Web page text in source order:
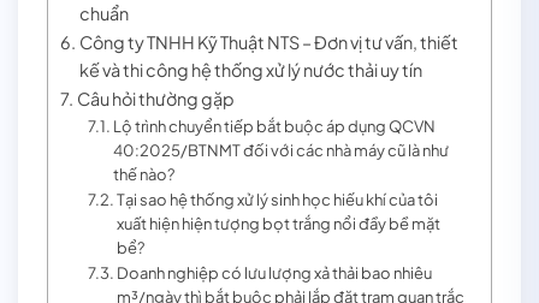
chuẩn
Công ty TNHH Kỹ Thuật NTS – Đơn vị tư vấn, thiết
kế và thi công hệ thống xử lý nước thải uy tín
Câu hỏi thường gặp
Lộ trình chuyển tiếp bắt buộc áp dụng QCVN
40:2025/BTNMT đối với các nhà máy cũ là như
thế nào?
Tại sao hệ thống xử lý sinh học hiếu khí của tôi
xuất hiện hiện tượng bọt trắng nổi đầy bề mặt
bể?
Doanh nghiệp có lưu lượng xả thải bao nhiêu
m³/ngày thì bắt buộc phải lắp đặt trạm quan trắc